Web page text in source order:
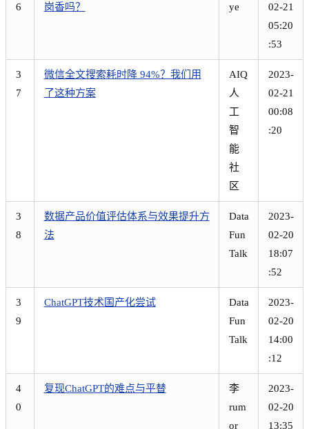
6
岗香吗？
ye
02-21
05:20
:53
3
7
微信全文搜索耗时降 94%？我们用
了这种方案
AIQ
人
工
智
能
社
区
2023-
02-21
00:08
:20
3
8
数据产品价值评估体系与效果提升方
法
Data
Fun
Talk
2023-
02-20
18:07
:52
3
9
ChatGPT技术国产化尝试
Data
Fun
Talk
2023-
02-20
14:00
:12
4
0
复现ChatGPT的难点与平替
李
rum
or
2023-
02-20
13:35